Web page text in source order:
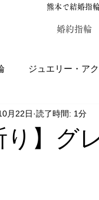
熊本で結婚指
婚約指輪
ジュエリー・ア
指輪・婚約指輪のジュ
り】グ
月22日 読了時間: 1分